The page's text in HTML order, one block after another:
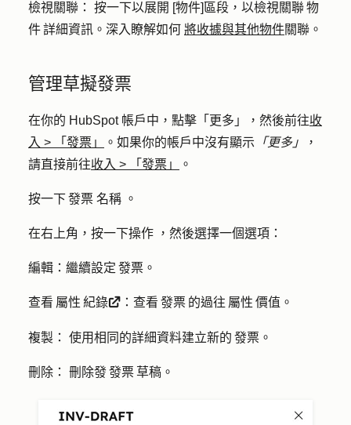
檢視關聯： 按一下以展開 [物件]區段，以檢視關聯 物
件 詳細資訊。深入瞭解如何 將收據與其他物件關聯。
管理草擬發票
在你的 HubSpot 帳戶中，點擊 「更多」 ，然後前往收
入 > 「發票」 。如果你的帳戶中沒有顯示 「更多」
，
請直接前往收入 > 「發票」 。
按一下 發票 名稱 。
在右上角，按一下操作 ，然後選擇一個選項：
編輯： 繼續設定 發票。
查看 屬性 紀錄externalLink ： 查看 發票 的過往 屬性 價值。
複製： 使用相同的詳細資料建立新的 發票。
刪除： 刪除發 發票 草稿。